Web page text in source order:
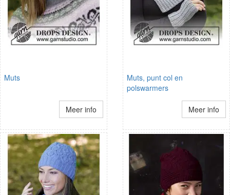
Muts
Meer info
Muts, punt col en
polswarmers
Meer info